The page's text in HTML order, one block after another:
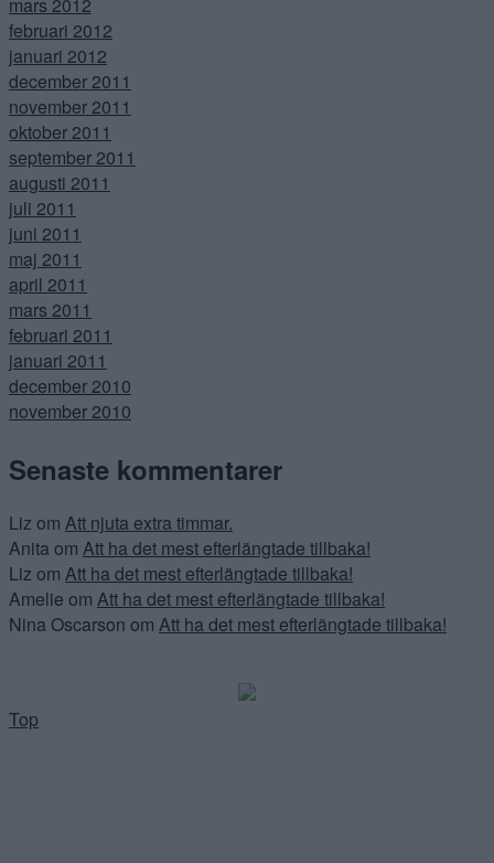
mars 2012
februari 2012
januari 2012
december 2011
november 2011
oktober 2011
september 2011
augusti 2011
juli 2011
juni 2011
maj 2011
april 2011
mars 2011
februari 2011
januari 2011
december 2010
november 2010
Senaste kommentarer
Liz om Att njuta extra timmar.
Anitaom Att ha det mest efterlängtade tillbaka!
Liz om Att ha det mest efterlängtade tillbaka!
Amelie om Att ha det mest efterlängtade tillbaka!
Nina Oscarson om Att ha det mest efterlängtade tillbaka!
Top